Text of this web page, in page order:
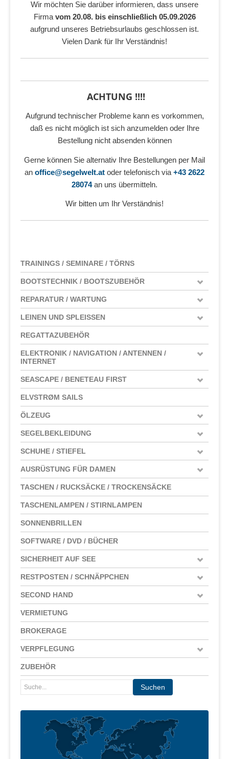
Wir möchten Sie darüber informieren, dass unsere
Firma vom 20.08. bis einschließlich 05.09.2026
aufgrund unseres Betriebsurlaubs geschlossen ist.
Vielen Dank für Ihr Verständnis!
ACHTUNG !!!!
Aufgrund technischer Probleme kann es vorkommen,
daß es nicht möglich ist sich anzumelden oder Ihre
Bestellung nicht absenden können
Gerne können Sie alternativ Ihre Bestellungen per Mail
an office@segelwelt.at oder telefonisch via +43 2622
28074an uns übermitteln.
Wir bitten um Ihr Verständnis!
TRAININGS / SEMINARE / TÖRNS
BOOTSTECHNIK / BOOTSZUBEHÖR
REPARATUR / WARTUNG
LEINEN UND SPLEISSEN
REGATTAZUBEHÖR
ELEKTRONIK / NAVIGATION / ANTENNEN /
INTERNET
SEASCAPE / BENETEAU FIRST
ELVSTRØM SAILS
ÖLZEUG
SEGELBEKLEIDUNG
SCHUHE / STIEFEL
AUSRÜSTUNG FÜR DAMEN
TASCHEN / RUCKSÄCKE / TROCKENSÄCKE
TASCHENLAMPEN / STIRNLAMPEN
SONNENBRILLEN
SOFTWARE / DVD / BÜCHER
SICHERHEIT AUF SEE
RESTPOSTEN / SCHNÄPPCHEN
SECOND HAND
VERMIETUNG
BROKERAGE
VERPFLEGUNG
ZUBEHÖR